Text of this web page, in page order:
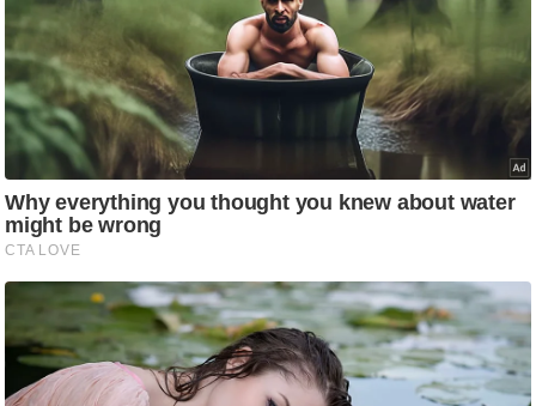
ट
ने
स
मं
त्रा
रि
ले
श
न
शि
प
रा